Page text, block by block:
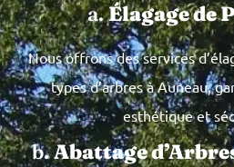
a.Élagage de
Nous offrons des services
types d’arbres à Auneau,
esthétique et
b.Abattage